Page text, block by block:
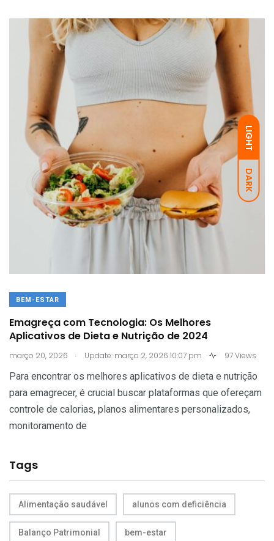
LIGHT
DARK
BEM-ESTAR
Emagreça com Tecnologia: Os Melhores
Aplicativos de Dieta e Nutrição de 2024
março 20, 2026 . Update: março 2, 2026 10:07 pm 97 Views
Para encontrar os melhores aplicativos de dieta e nutrição
para emagrecer, é crucial buscar plataformas que ofereçam
controle de calorias, planos alimentares personalizados,
monitoramento de
Tags
Alimentação saudável alunos com deficiência
Balanço Patrimonial bem-estar